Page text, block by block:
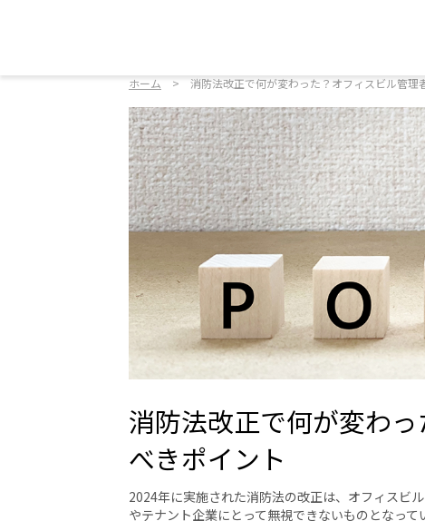
ホーム 消防法改正で何が変わった？オフィスビル管理
消防法改正で何が変わ
べきポイント
2024年に実施された消防法の改正は、オフィスビ
やテナント企業にとって無視できないものとなっ